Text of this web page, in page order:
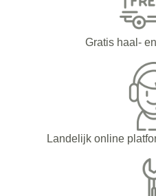
Gratis haal-
Landelijk online